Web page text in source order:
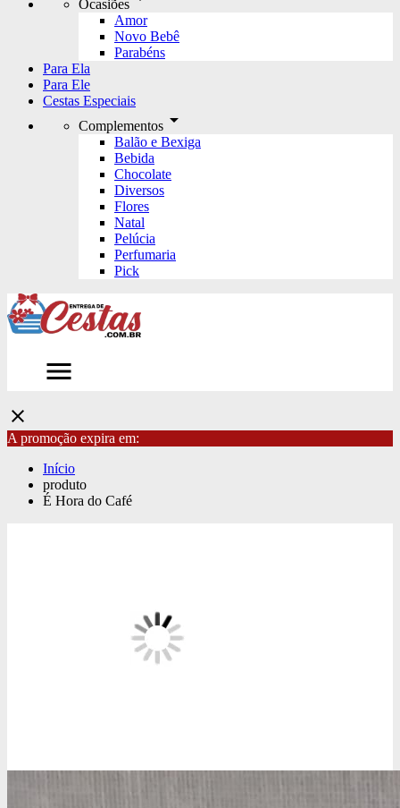
Ocasiões
Amor
Novo Bebê
Parabéns
Para Ela
Para Ele
Cestas Especiais
Complementos arrow_drop_down
Balão e Bexiga
Bebida
Chocolate
Diversos
Flores
Natal
Pelúcia
Perfumaria
Pick
menu
close
A promoção expira em:
Início
produto
É Hora do Café